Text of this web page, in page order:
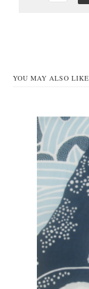
YOU MAY ALSO LIKE